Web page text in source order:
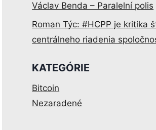
Václav Benda – Paralelní polis
Roman Týc: #HCPP je kritika
centrálneho riadenia
KATEGÓRIE
Bitcoin
Nezaradené